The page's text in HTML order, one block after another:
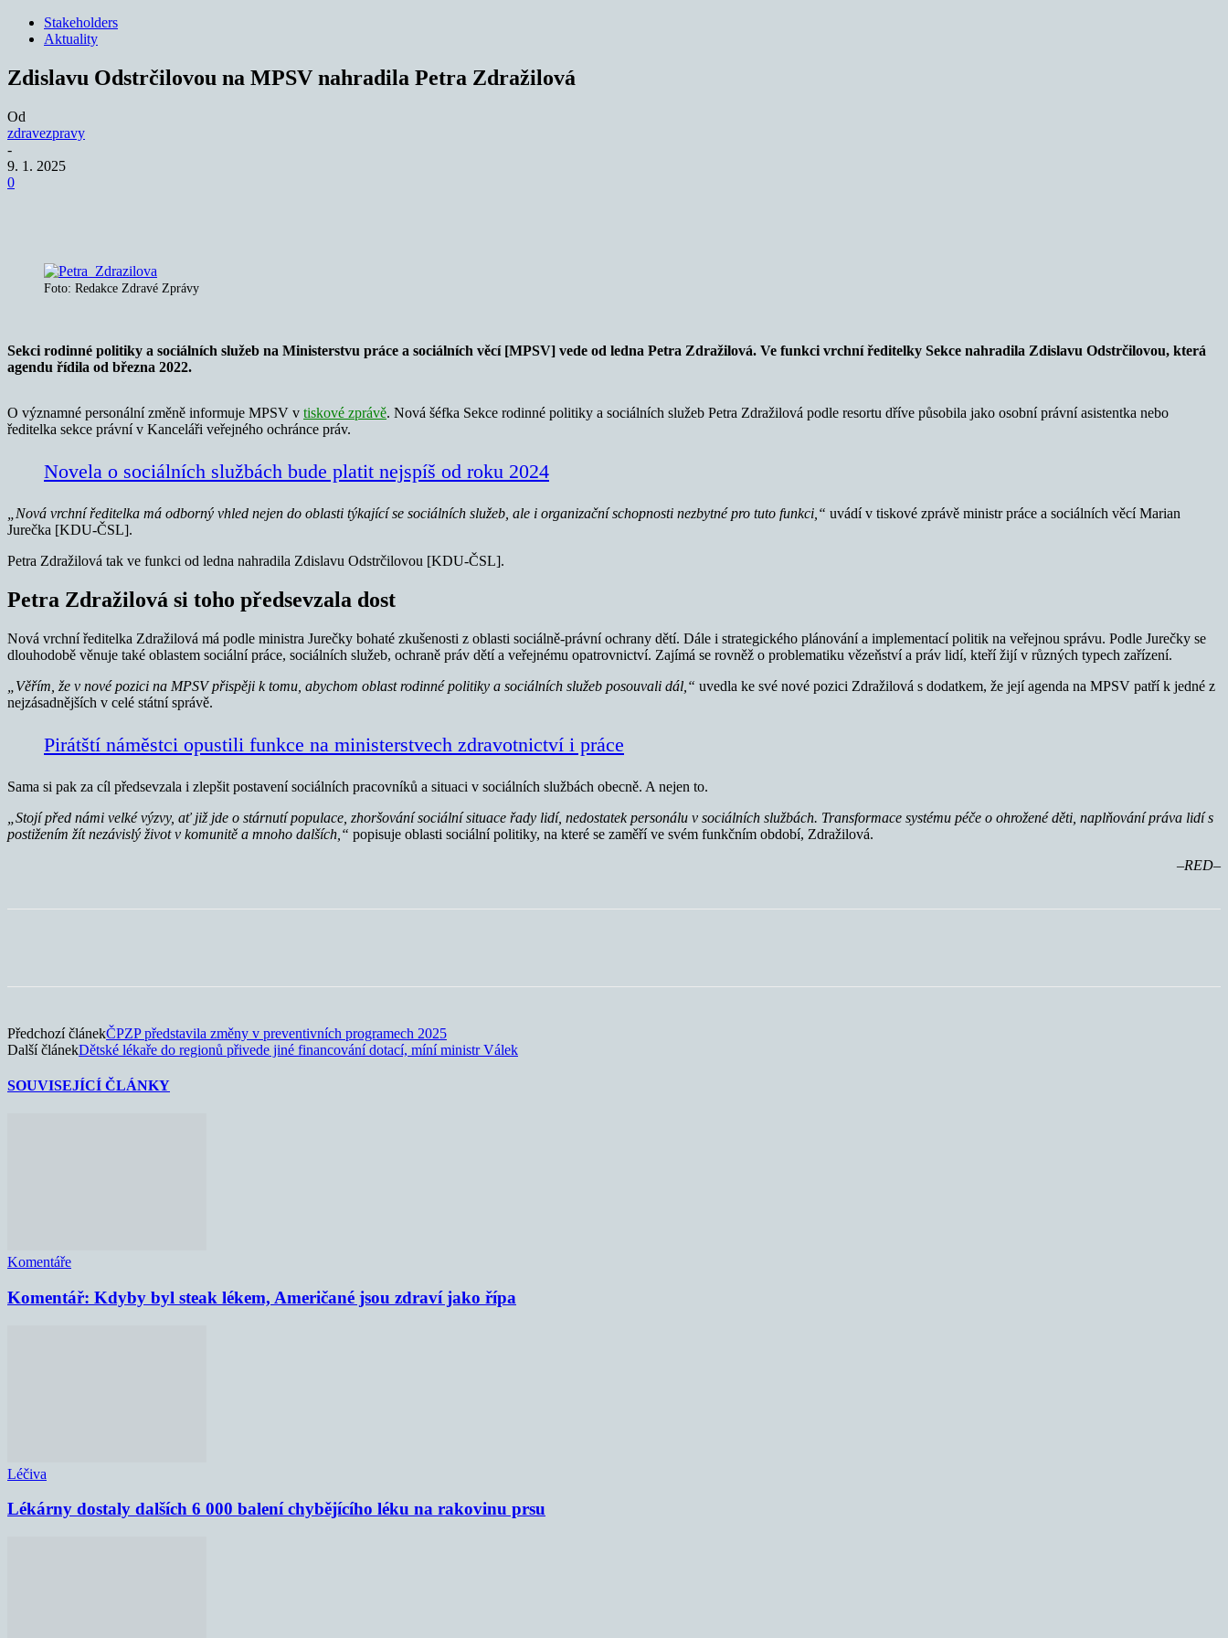
Stakeholders
Aktuality
Zdislavu Odstrčilovou na MPSV nahradila Petra Zdražilová
Od
zdravezpravy
-
9. 1. 2025
0
Foto: Redakce Zdravé Zprávy
Sekci rodinné politiky a sociálních služeb na Ministerstvu práce a sociálních věcí [MPSV] vede od ledna Petra Zdražilová. Ve funkci vrchní ředitelky Sekce nahradila Zdislavu Odstrčilovou, která
agendu řídila od března 2022.
O významné personální změně informuje MPSV v tiskové zprávě. Nová šéfka Sekce rodinné politiky a sociálních služeb Petra Zdražilová podle resortu dříve působila jako osobní právní asistentka nebo
ředitelka sekce právní v Kanceláři veřejného ochránce práv.
Novela o sociálních službách bude platit nejspíš od roku 2024
„Nová vrchní ředitelka má odborný vhled nejen do oblasti týkající se sociálních služeb, ale i organizační schopnosti nezbytné pro tuto funkci,“ uvádí v tiskové zprávě ministr práce a sociálních věcí Marian
Jurečka [KDU-ČSL].
Petra Zdražilová tak ve funkci od ledna nahradila Zdislavu Odstrčilovou [KDU-ČSL].
Petra Zdražilová si toho předsevzala dost
Nová vrchní ředitelka Zdražilová má podle ministra Jurečky bohaté zkušenosti z oblasti sociálně-právní ochrany dětí. Dále i strategického plánování a implementací politik na veřejnou správu. Podle Jurečky se
dlouhodobě věnuje také oblastem sociální práce, sociálních služeb, ochraně práv dětí a veřejnému opatrovnictví. Zajímá se rovněž o problematiku vězeňství a práv lidí, kteří žijí v různých typech zařízení.
„Věřím, že v nové pozici na MPSV přispěji k tomu, abychom oblast rodinné politiky a sociálních služeb posouvali dál,“ uvedla ke své nové pozici Zdražilová s dodatkem, že její agenda na MPSV patří k jedné z
nejzásadnějších v celé státní správě.
Pirátští náměstci opustili funkce na ministerstvech zdravotnictví i práce
Sama si pak za cíl předsevzala i zlepšit postavení sociálních pracovníků a situaci v sociálních službách obecně. A nejen to.
„Stojí před námi velké výzvy, ať již jde o stárnutí populace, zhoršování sociální situace řady lidí, nedostatek personálu v sociálních službách. Transformace systému péče o ohrožené děti, naplňování práva lidí s
postižením žít nezávislý život v komunitě a mnoho dalších,“ popisuje oblasti sociální politiky, na které se zaměří ve svém funkčním období, Zdražilová.
–RED–
Předchozí článekČPZP představila změny v preventivních programech 2025
Další článekDětské lékaře do regionů přivede jiné financování dotací, míní ministr Válek
SOUVISEJÍCÍ ČLÁNKY
Komentáře
Komentář: Kdyby byl steak lékem, Američané jsou zdraví jako řípa
Léčiva
Lékárny dostaly dalších 6 000 balení chybějícího léku na rakovinu prsu